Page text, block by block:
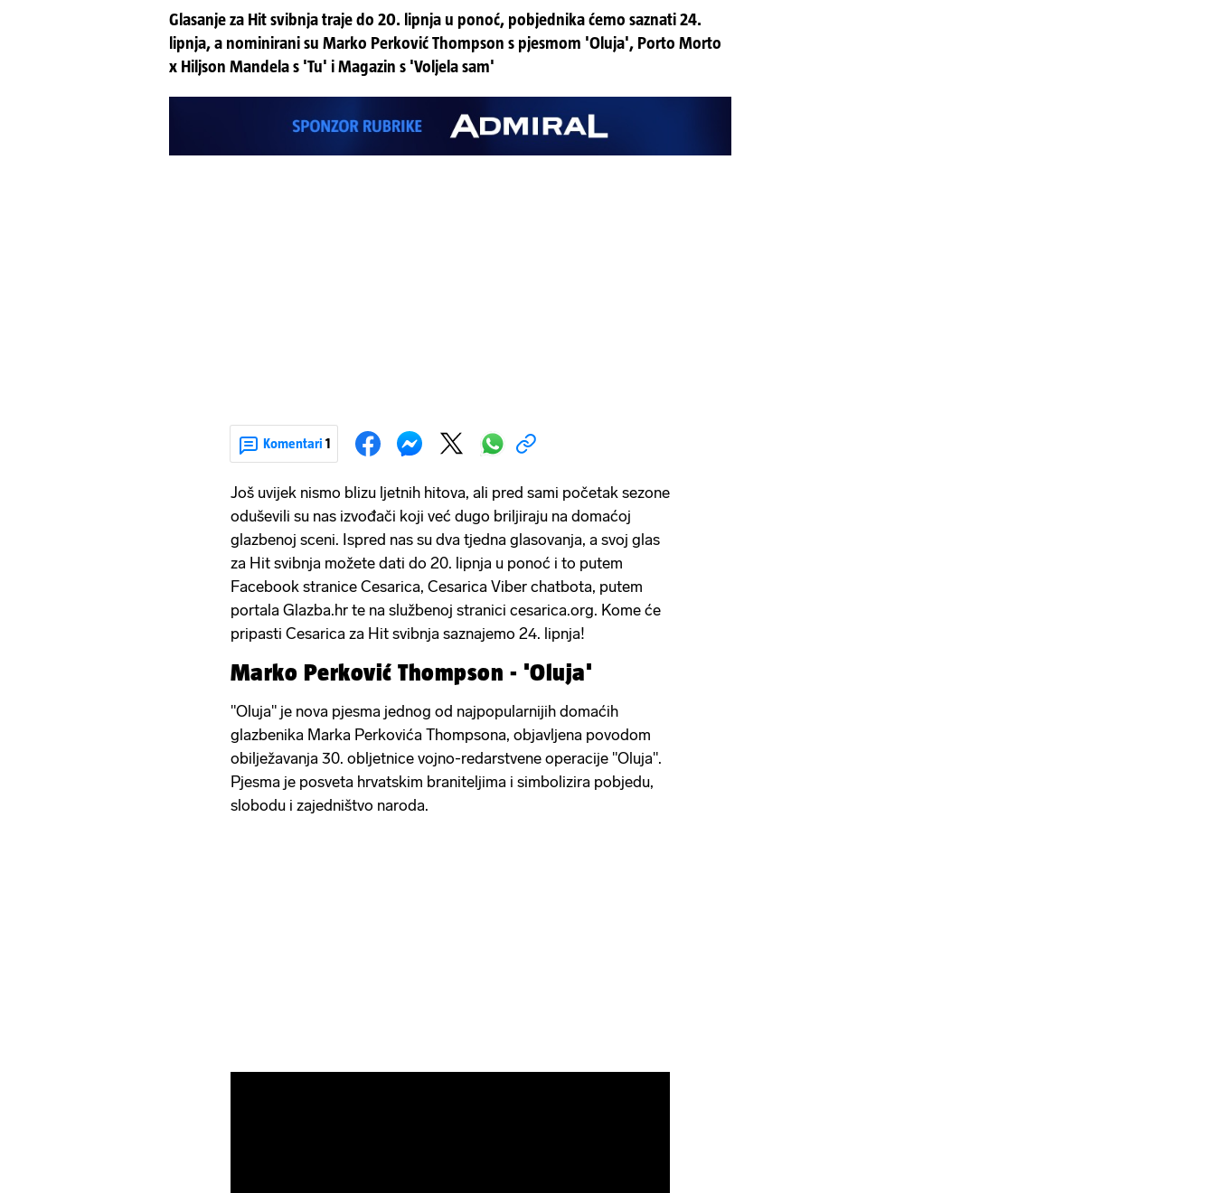
Glasanje za Hit svibnja traje do 20. lipnja u ponoć, pobjednika ćemo saznati 24.
lipnja, a nominirani su Marko Perković Thompson s pjesmom 'Oluja', Porto Morto
x Hiljson Mandela s 'Tu' i Magazin s 'Voljela sam'
Komentari 1
Još uvijek nismo blizu ljetnih hitova, ali pred sami početak sezone
oduševili su nas izvođači koji već dugo briljiraju na domaćoj
glazbenoj sceni. Ispred nas su dva tjedna glasovanja, a svoj glas
za Hit svibnja možete dati do 20. lipnja u ponoć i to putem
Facebook stranice Cesarica, Cesarica Viber chatbota, putem
portala Glazba.hr te na službenoj stranici cesarica.org. Kome će
pripasti Cesarica za Hit svibnja saznajemo 24. lipnja!
Marko Perković Thompson - 'Oluja'
"Oluja" je nova pjesma jednog od najpopularnijih domaćih
glazbenika Marka Perkovića Thompsona, objavljena povodom
obilježavanja 30. obljetnice vojno-redarstvene operacije "Oluja".
Pjesma je posveta hrvatskim braniteljima i simbolizira pobjedu,
slobodu i zajedništvo naroda.